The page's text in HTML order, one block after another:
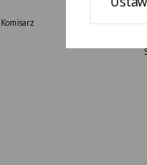
Komisarz